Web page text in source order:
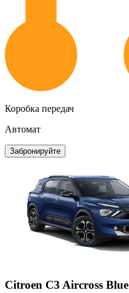
Коробка передач
Автомат
Забронируйте
Citroen C3 Aircross Blue